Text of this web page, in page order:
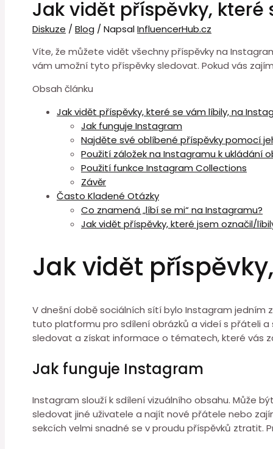
Jak vidět příspěvky,
Diskuze / Blog / NapsalInfluencerHub.cz
Víte, že můžete vidět všechny příspěvky na
vám umožní tyto příspěvky sledovat. Pokud vás
Obsah článku
Jak vidět příspěvky, které se vám líbily, na
Jak funguje Instagram
Najděte své oblíbené příspěvky pomocí
Použití záložek na Instagramu k ukládání
Použití funkce Instagram Collections
Závěr
Často Kladené Otázky
Co znamená „líbí se mi“ na Instagramu?
Jak vidět příspěvky, které jsem označil/
Jak vidět
V dnešní době sociálních sítí bylo Instagram jedním
tuto platformu pro sdílení obrázků a videí s přáteli
sledovat a získat informace o tématech, které vás
Jak funguje Instagram
Instagram slouží k sdílení vizuálního obsahu. Může
sledovat jiné uživatele a najít nové přátele nebo
sekcích velmi snadné se v proudu příspěvků ztratit.